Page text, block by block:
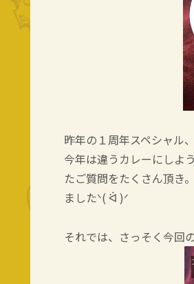
昨年の１周年スペシャル
今年は違うカレーにしよ
たご質問をたくさん頂き
ましたᐠ( ᐛ )ᐟ
それでは、さっそく今回